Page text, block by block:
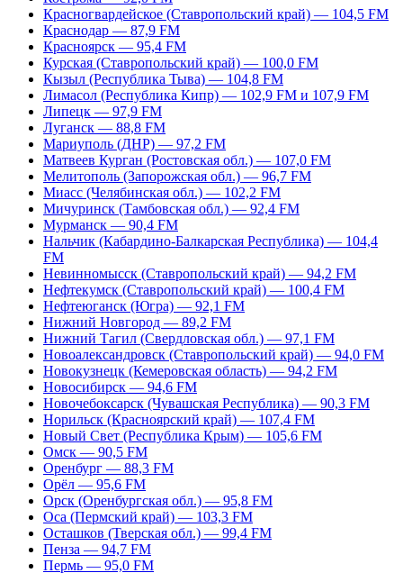
Красногвардейское (Ставропольский край) — 104,5 FM
Краснодар — 87,9 FM
Красноярск — 95,4 FM
Курская (Ставропольский край) — 100,0 FM
Кызыл (Республика Тыва) — 104,8 FM
Лимасол (Республика Кипр) — 102,9 FM и 107,9 FM
Липецк — 97,9 FM
Луганск — 88,8 FM
Мариуполь (ДНР) — 97,2 FM
Матвеев Курган (Ростовская обл.) — 107,0 FM
Мелитополь (Запорожская обл.) — 96,7 FM
Миасс (Челябинская обл.) — 102,2 FM
Мичуринск (Тамбовская обл.) — 92,4 FM
Мурманск — 90,4 FM
Нальчик (Кабардино-Балкарская Республика) — 104,4
FM
Невинномысск (Ставропольский край) — 94,2 FM
Нефтекумск (Ставропольский край) — 100,4 FM
Нефтеюганск (Югра) — 92,1 FM
Нижний Новгород — 89,2 FM
Нижний Тагил (Свердловская обл.) — 97,1 FM
Новоалександровск (Ставропольский край) — 94,0 FM
Новокузнецк (Кемеровская область) — 94,2 FM
Новосибирск — 94,6 FM
Новочебоксарск (Чувашская Республика) — 90,3 FM
Норильск (Красноярский край) — 107,4 FM
Новый Свет (Республика Крым) — 105,6 FM
Омск — 90,5 FM
Оренбург — 88,3 FM
Орёл — 95,6 FM
Орск (Оренбургская обл.) — 95,8 FM
Оса (Пермский край) — 103,3 FM
Осташков (Тверская обл.) — 99,4 FM
Пенза — 94,7 FM
Пермь — 95,0 FM